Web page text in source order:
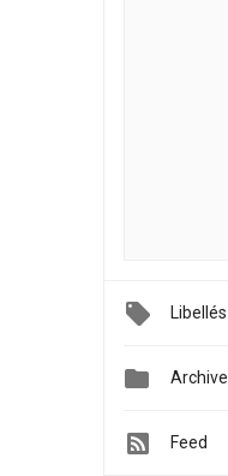
Libellés
 Archive
Feed